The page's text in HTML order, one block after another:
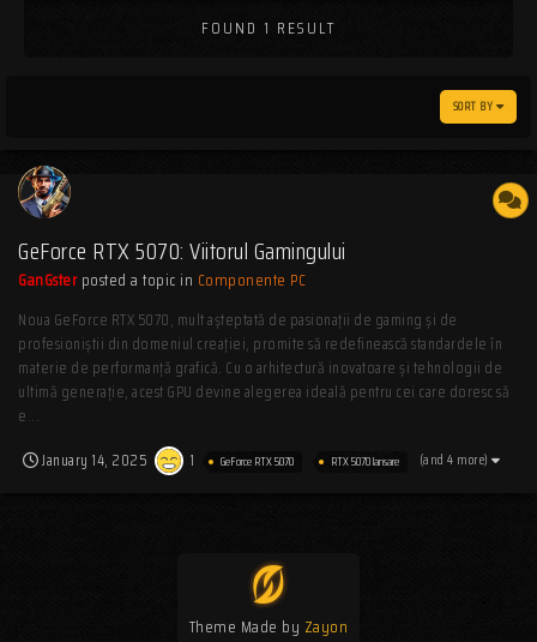
FOUND 1 RESULT
SORT BY
GeForce RTX 5070: Viitorul Gamingului
GanGster posted a topic in Componente PC
Noua GeForce RTX 5070, mult așteptată de pasionații de gaming și de
profesioniștii din domeniul creației, promite să redefinească standardele în
materie de performanță grafică. Cu o arhitectură inovatoare și tehnologii de
ultimă generație, acest GPU devine alegerea ideală pentru cei care doresc să
e...
January 14, 2025
1 GeForce RTX 5070 RTX 5070 lansare (and 4 more)
Theme Made by Zayon